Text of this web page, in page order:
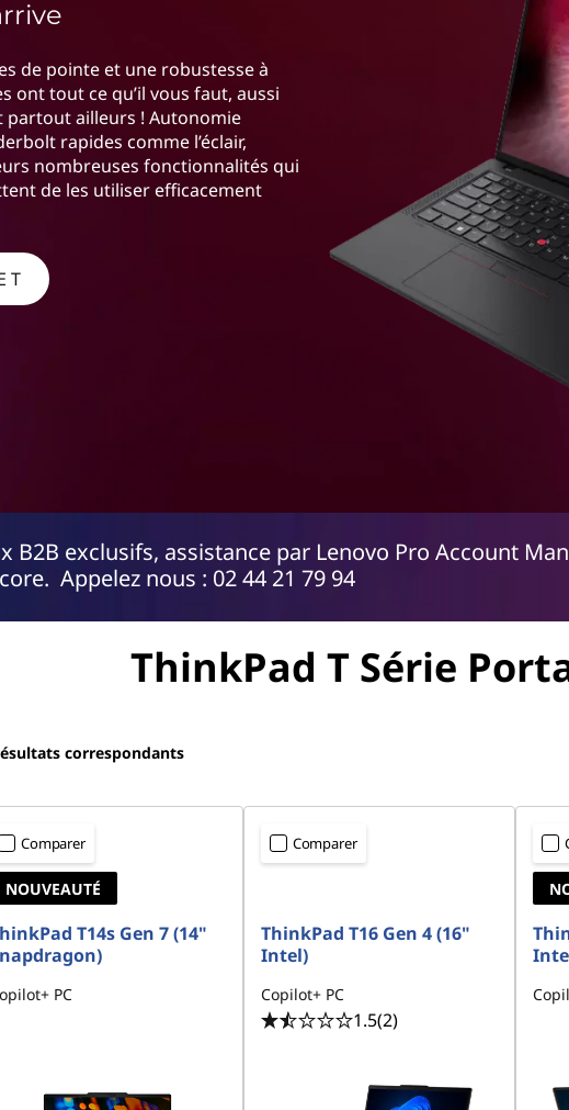
de pointe et une robustesse à
ont tout ce qu’il vous faut, aussi
partout ailleurs ! Autonomie
rapides comme l’éclair,
nombreuses fonctionnalités qui
de les utiliser efficacement
T
B2B exclusifs, assistance par Lenovo Pro Account
Appelez nous : 02 44 21 79 94
ThinkPad T Série
correspondants
Comparer
NOUVEAUTÉ
T14s Gen 7 (14"
PC
Comparer
ThinkPad T16 Gen 4 (16"
Intel)
Copilot+ PC
1.5(2)